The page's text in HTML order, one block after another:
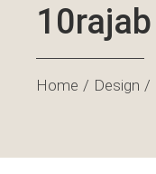
10rajab
Home Design